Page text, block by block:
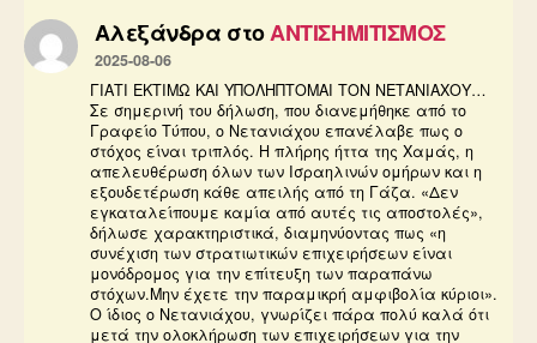
Αλεξάνδρα στοΑΝΤΙΣΗΜΙΤΙΣΜΟΣ
2025-08-06
ΓΙΑΤΙ ΕΚΤΙΜΩ ΚΑΙ ΥΠΟΛΗΠΤΟΜΑΙ ΤΟΝ ΝΕΤΑΝΙΑΧΟΥ…
Σε σημερινή του δήλωση, που διανεμήθηκε από το
Γραφείο Τύπου, ο Νετανιάχου επανέλαβε πως ο
στόχος είναι τριπλός. Η πλήρης ήττα της Χαμάς, η
απελευθέρωση όλων των Ισραηλινών ομήρων και η
εξουδετέρωση κάθε απειλής από τη Γάζα. «Δεν
εγκαταλείπουμε καμία από αυτές τις αποστολές»,
δήλωσε χαρακτηριστικά, διαμηνύοντας πως «η
συνέχιση των στρατιωτικών επιχειρήσεων είναι
μονόδρομος για την επίτευξη των παραπάνω
στόχων.Μην έχετε την παραμικρή αμφιβολία κύριοι».
Ο ίδιος ο Νετανιάχου, γνωρίζει πάρα πολύ καλά ότι
μετά την ολοκλήρωση των επιχειρήσεων για την